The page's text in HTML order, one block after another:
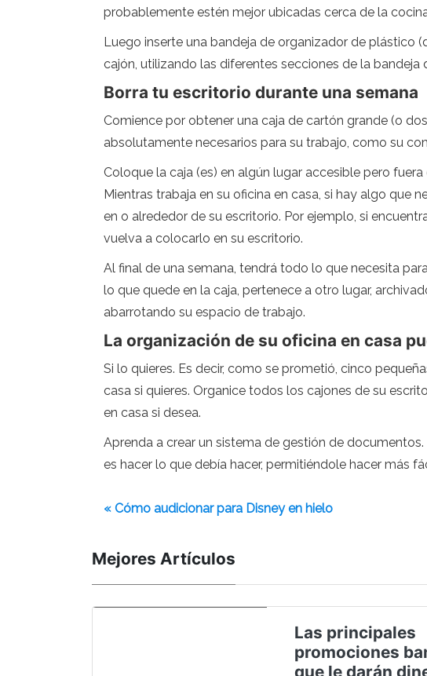
probablemente estén mejor ubicadas cerca de la
Luego inserte una bandeja de organizador de plástico
cajón, utilizando las diferentes secciones de la
Borra tu escritorio durante una semana
Comience por obtener una caja de cartón grande (o
absolutamente necesarios para su trabajo, como su
Coloque la caja (es) en algún lugar accesible pero
Mientras trabaja en su oficina en casa, si hay algo que
en o alrededor de su escritorio. Por ejemplo, si
vuelva a colocarlo en su escritorio.
Al final de una semana, tendrá todo lo que necesita
lo que quede en la caja, pertenece a otro lugar,
abarrotando su espacio de trabajo.
La organización de su oficina en casa
Si lo quieres. Es decir, como se prometió, cinco
casa si quieres. Organice todos los cajones de su
en casa si desea.
Aprenda a crear un sistema de gestión de
es hacer lo que debía hacer, permitiéndole hacer más
« Cómo audicionar para Disney en hielo
Mejores Artículos
Las principales
promociones
que le darán